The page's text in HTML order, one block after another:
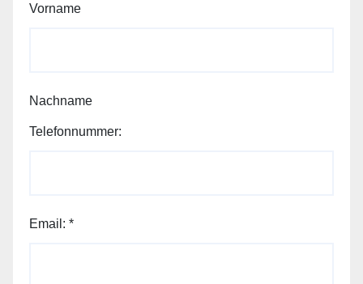
Vorname
Nachname
Telefonnummer:
Email: *